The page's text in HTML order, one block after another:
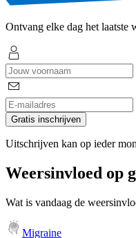
Ontvang elke dag het laatste
Gratis inschrijven
Uitschrijven kan op ieder
Weersinvloed op
Wat is vandaag de
Migraine